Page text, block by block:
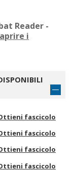
Reader -
i
fascicolo
fascicolo
fascicolo
fascicolo